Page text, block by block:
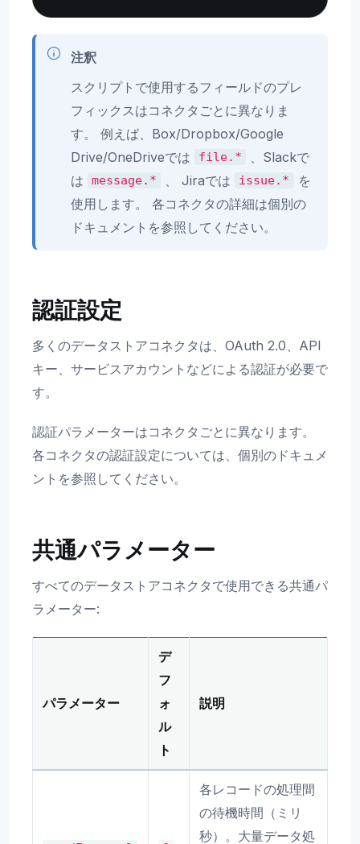
注釈
スクリプトで使用するフィールドのプレ
フィックスはコネクタごとに異なりま
す。 例えば、Box/Dropbox/Google
Drive/OneDriveでは
file.*
、Slackで
は
message.* 、 Jiraでは issue.*
を
使用します。 各コネクタの詳細は個別の
ドキュメントを参照してください。
認証設定
多くのデータストアコネクタは、OAuth 2.0、API
キー、サービスアカウントなどによる認証が必要で
す。
認証パラメーターはコネクタごとに異なります。
各コネクタの認証設定については、個別のドキュメ
ントを参照してください。
共通パラメーター
すべてのデータストアコネクタで使用できる共通パ
ラメーター:
パラメーター
デ
フ
ォ
ル
ト
説明
各レコードの処理間
の待機時間（ミリ
秒）。大量データ処